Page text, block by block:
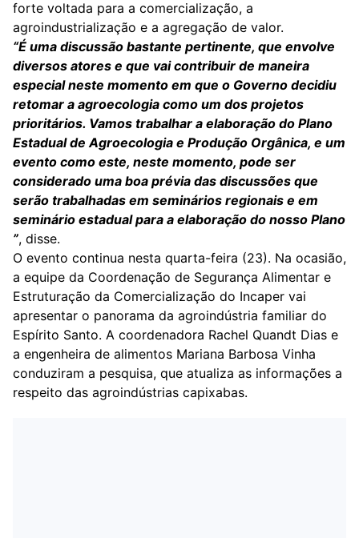
forte voltada para a comercialização, a
agroindustrialização e a agregação de valor.
“É uma discussão bastante pertinente, que envolve
diversos atores e que vai contribuir de maneira
especial neste momento em que o Governo decidiu
retomar a agroecologia como um dos projetos
prioritários. Vamos trabalhar a elaboração do Plano
Estadual de Agroecologia e Produção Orgânica, e um
evento como este, neste momento, pode ser
considerado uma boa prévia das discussões que
serão trabalhadas em seminários regionais e em
seminário estadual para a elaboração do nosso Plano
”, disse.
O evento continua nesta quarta-feira (23). Na ocasião,
a equipe da Coordenação de Segurança Alimentar e
Estruturação da Comercialização do Incaper vai
apresentar o panorama da agroindústria familiar do
Espírito Santo. A coordenadora Rachel Quandt Dias e
a engenheira de alimentos Mariana Barbosa Vinha
conduziram a pesquisa, que atualiza as informações a
respeito das agroindústrias capixabas.